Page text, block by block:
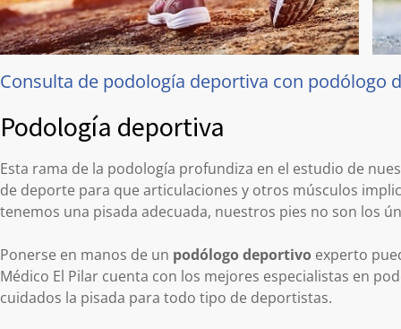
Consulta de podología deportiva con podólogo
Podología deportiva
Esta rama de la podología profundiza en el estudio de
de deporte para que articulaciones y otros músculos
tenemos una pisada adecuada, nuestros pies no son los
Ponerse en manos de un podólogo deportivo experto
Médico El Pilar cuenta con los mejores especialistas en
cuidados la pisada para todo tipo de deportistas.